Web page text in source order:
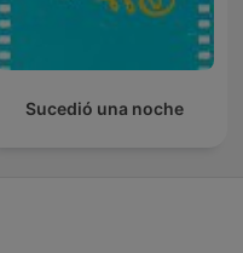
Sucedió una noche